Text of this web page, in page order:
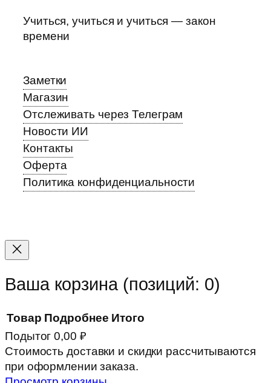
Учиться, учиться и учиться — закон
времени
Заметки
Магазин
Отслеживать через Телеграм
Новости ИИ
Контакты
Оферта
Политика конфиденциальности
Прокрутка
вверх
Ваша корзина (позиций: 0)
Товары
в
Товар Подробнее Итого
Подытог0,00 ₽
Стоимость доставки и скидки рассчитываются
при оформлении заказа.